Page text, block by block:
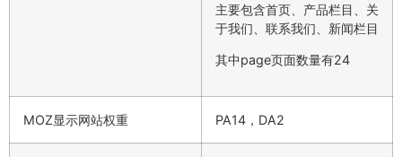
主要包含首页、产品栏目、关
于我们、联系我们、新闻栏目
其中page页面数量有24
MOZ显示网站权重 PA14，DA2